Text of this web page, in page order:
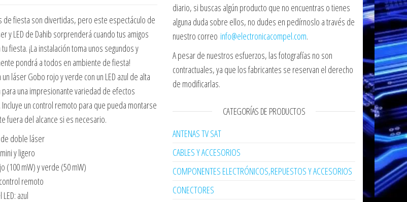
de fiesta son divertidas, pero este espectáculo de
y LED de Dahib sorprenderá cuando tus amigos
tu fiesta. ¡La instalación toma unos segundos y
pondrá a todos en ambiente de fiesta!
un láser Gobo rojo y verde con un LED azul de alta
una impresionante variedad de efectos
un control remoto para que pueda montarse
fuera del alcance si es necesario.
doble láser
y ligero
(100 mW) y verde (50 mW)
remoto
azul
diario, si buscas algún producto que no encuentras o tienes
alguna duda sobre ellos, no dudes en pedírnoslo a través de
nuestro correo info@electronicacompel.com.
A pesar de nuestros esfuerzos, las fotografías no son
contractuales, ya que los fabricantes se reservan el derecho
de modificarlas.
CATEGORÍAS DE PRODUCTOS
ANTENAS TV SAT
CABLES Y ACCESORIOS
COMPONENTES ELECTRÓNICOS,REPUESTOS Y ACCESORIOS
CONECTORES